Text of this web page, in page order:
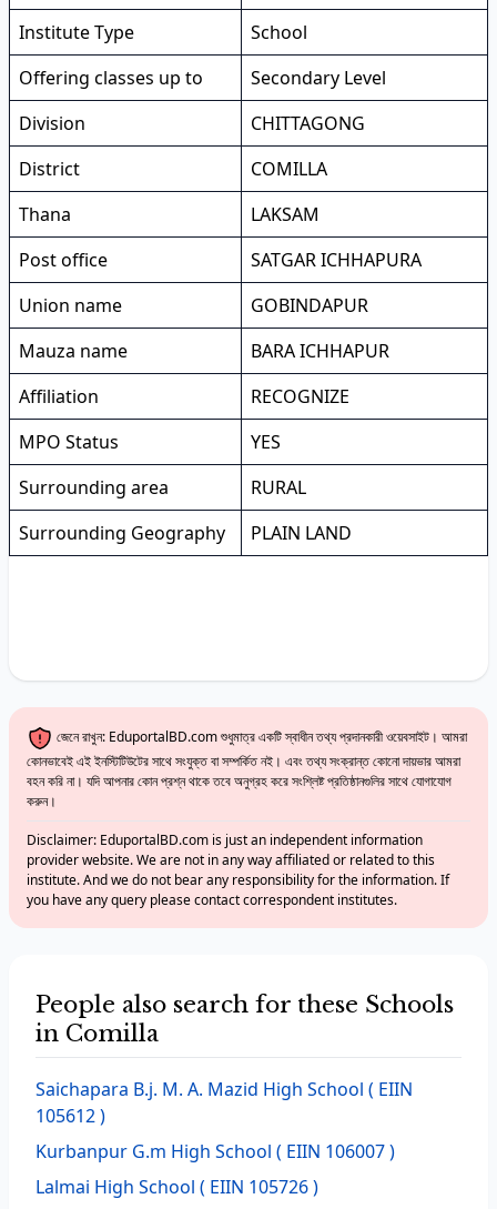
Institute Type
School
Offering classes up to
Secondary Level
Division
CHITTAGONG
District
COMILLA
Thana
LAKSAM
Post office
SATGAR ICHHAPURA
Union name
GOBINDAPUR
Mauza name
BARA ICHHAPUR
Affiliation
RECOGNIZE
MPO Status
YES
Surrounding area
RURAL
Surrounding Geography
PLAIN LAND
জেনে রাখুন: EduportalBD.com শুধুমাত্র একটি স্বাধীন তথ্য প্রদানকারী ওয়েবসাইট। আমরা
কোনভাবেই এই ইনস্টিটিউটের সাথে সংযুক্ত বা সম্পর্কিত নই। এবং তথ্য সংক্রান্ত কোনো দায়ভার আমরা
বহন করি না। যদি আপনার কোন প্রশ্ন থাকে তবে অনুগ্রহ করে সংশ্লিষ্ট প্রতিষ্ঠানগুলির সাথে যোগাযোগ
করুন।
Disclaimer: EduportalBD.com is just an independent information
provider website. We are not in any way affiliated or related to this
institute. And we do not bear any responsibility for the information. If
you have any query please contact correspondent institutes.
People also search for these Schools
in Comilla
Saichapara B.j. M. A. Mazid High School ( EIIN
105612 )
Kurbanpur G.m High School ( EIIN 106007 )
Lalmai High School ( EIIN 105726 )